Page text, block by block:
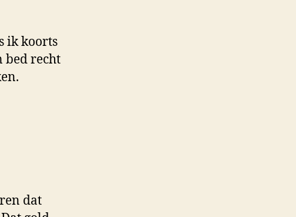
ik koorts
bed recht
dat